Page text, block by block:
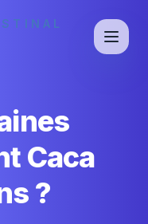
Caca
?